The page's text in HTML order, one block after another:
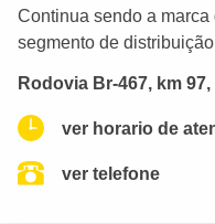
Continua sendo a
segmento de
Rodovia Br-467, km
ver horario de
ver telefone